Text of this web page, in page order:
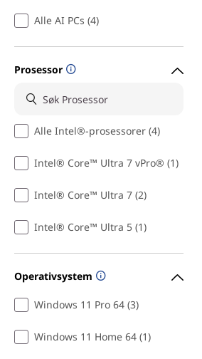
Alle AI PCs (4)
Prosessor
Alle Intel®-prosessorer (4)
Intel® Core™ Ultra 7 vPro® (1)
Intel® Core™ Ultra 7 (2)
Intel® Core™ Ultra 5 (1)
Operativsystem
Windows 11 Pro 64 (3)
Windows 11 Home 64 (1)